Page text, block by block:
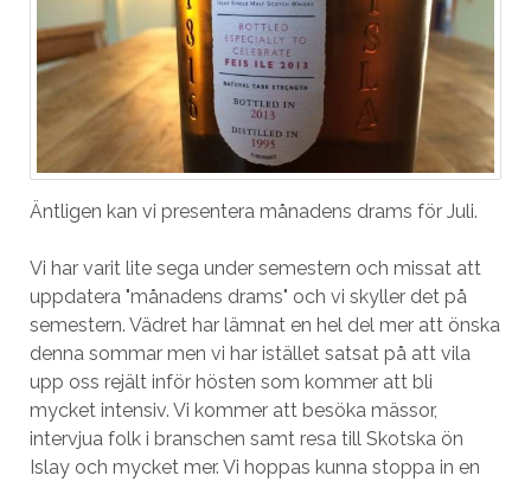
Äntligen kan vi presentera månadens drams för Juli.
Vi har varit lite sega under semestern och missat att
uppdatera "månadens drams" och vi skyller det på
semestern. Vädret har lämnat en hel del mer att önska
denna sommar men vi har istället satsat på att vila
upp oss rejält inför hösten som kommer att bli
mycket intensiv. Vi kommer att besöka mässor,
intervjua folk i branschen samt resa till Skotska ön
Islay och mycket mer. Vi hoppas kunna stoppa in en